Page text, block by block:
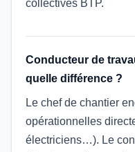
collectives BTP.
Conducteur de
quelle différence ?
Le chef de chantier
opérationnelles
électriciens…). Le